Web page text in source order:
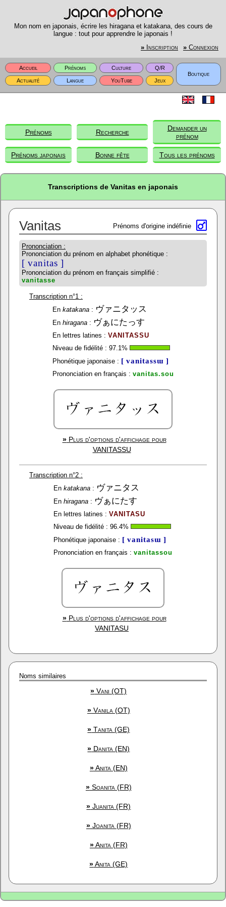
Mon nom en japonais, écrire les hiragana et katakana, des cours de
langue : tout pour apprendre le japonais !
» Inscription » Connexion
Accueil Prénoms Culture
Q/R
Boutique
Actualité
Langue YouTube Jeux
Prénoms Recherche
Demander un
prénom
Prénoms japonais Bonne fête Tous les prénoms
Transcriptions de Vanitas en japonais
Vanitas Prénoms d'origine indéfinie
Prononciation :
Prononciation du prénom en alphabet phonétique :
[ vanitas ]
Prononciation du prénom en français simplifié :
vanitasse
Transcription n°1 :
En katakana: ヴァニタッス
En hiragana: ヴぁにたっす
En lettres latines : VANITASSU
Niveau de fidélité : 97.1%
Phonétique japonaise : [ vanitassɯ ]
Prononciation en français : vanitas.sou
»Plus d'options d'affichage pour
VANITASSU
Transcription n°2 :
En katakana : ヴァニタス
En hiragana : ヴぁにたす
En lettres latines : VANITASU
Niveau de fidélité : 96.4%
Phonétique japonaise : [ vanitasɯ ]
Prononciation en français : vanitassou
»Plus d'options d'affichage pour
VANITASU
Noms similaires
» Vani (OT)
»Vanila (OT)
» Tanita (GE)
» Danita (EN)
»Anita (EN)
»Soanita (FR)
» Juanita (FR)
»Joanita (FR)
»Anita (FR)
»Anita (GE)